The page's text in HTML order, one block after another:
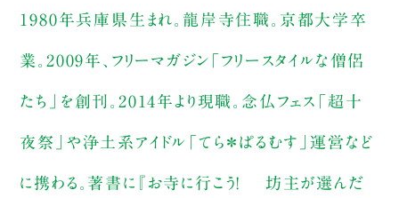
1980年兵庫県生まれ。龍岸寺住職。京都大学卒
業。2009年、フリーマガジン「フリースタイルな僧侶
たち」を創刊。2014年より現職。念仏フェス「超十
夜祭」や浄土系アイドル「てら＊ぱるむす」運営など
に携わる。著書に『お寺に行こう! 坊主が選んだ